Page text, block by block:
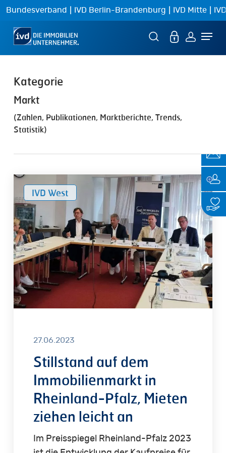
Skip
main
Bundesverband | IVD Berlin-Brandenburg | IVD Mitte |
Markt
(Zahlen, Publikationen, Marktberichte, Trends,
Statistik)
Stillstand
auf
dem
Immobilienmarkt
in
Rheinland-
Pfalz,
Mieten
ziehen
leicht
IVD West
27.06.2023
Stillstand auf dem
Immobilienmarkt in
Rheinland-Pfalz, Mieten
ziehen leicht an
Im Preisspiegel Rheinland-Pfalz 2023